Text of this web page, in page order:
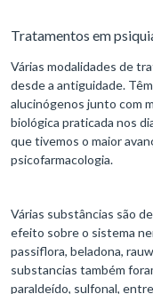
Tratamentos em
Várias modalidades de
desde a antiguidade.
alucinógenos junto com
biológica praticada nos
que tivemos o maior
psicofarmacologia.
Várias substâncias são
efeito sobre o sistema
passiflora, beladona,
substancias também
paraldeído, sulfonal,